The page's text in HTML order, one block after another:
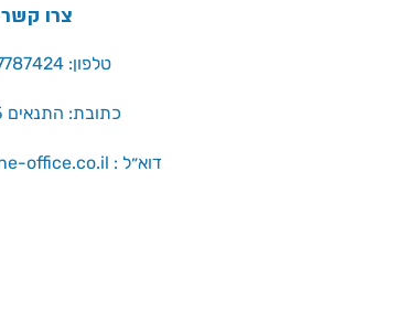
צרו קשר
טלפון: 03-7787424
כתובת: התנאים 5 חולון
service@one-office.co.il : דוא״ל